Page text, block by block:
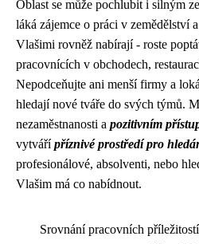
Oblast se může pochlubit i silným
láká zájemce o práci v zemědělství
Vlašimi rovněž nabírají - roste
pracovnících v obchodech,
Nepodceňujte ani menší firmy a
hledají nové tváře do svých týmů.
nezaměstnanosti a pozitivním
vytvářípříznivé prostředí pro
profesionálové, absolventi, nebo
Vlašim má co nabídnout.
Srovnání pracovních